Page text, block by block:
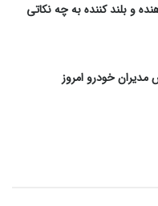
و بلند کننده به چه نکاتی
خودرو امروز